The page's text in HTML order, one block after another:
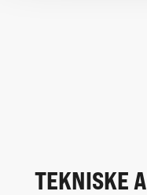
TEKNISKE